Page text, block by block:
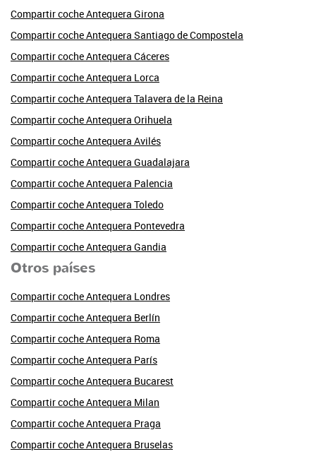
Compartir coche Antequera Girona
Compartir coche Antequera Santiago de Compostela
Compartir coche Antequera Cáceres
Compartir coche Antequera Lorca
Compartir coche Antequera Talavera de la Reina
Compartir coche Antequera Orihuela
Compartir coche Antequera Avilés
Compartir coche Antequera Guadalajara
Compartir coche Antequera Palencia
Compartir coche Antequera Toledo
Compartir coche Antequera Pontevedra
Compartir coche Antequera Gandia
Otros países
Compartir coche Antequera Londres
Compartir coche Antequera Berlín
Compartir coche Antequera Roma
Compartir coche Antequera París
Compartir coche Antequera Bucarest
Compartir coche Antequera Milan
Compartir coche Antequera Praga
Compartir coche Antequera Bruselas